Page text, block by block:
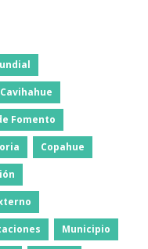
Cavihahue
Fomento
Copahue
Municipio